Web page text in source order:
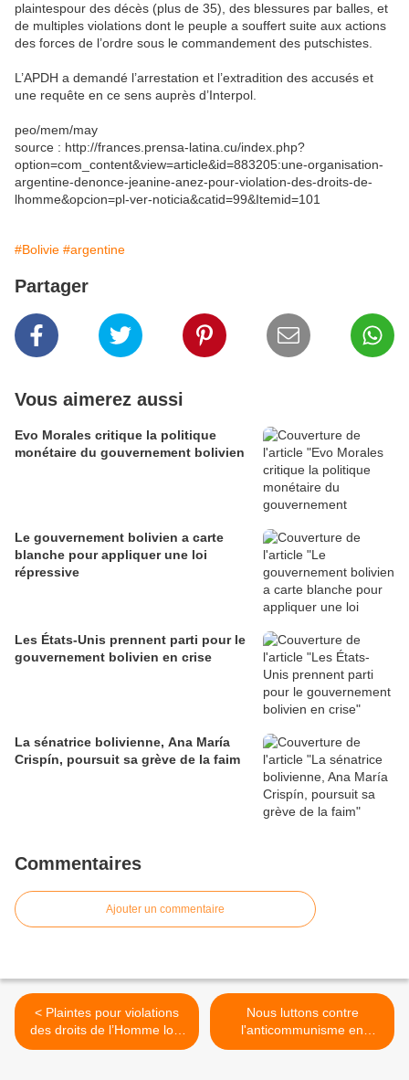
plaintespour des décès (plus de 35), des blessures par balles, et
de multiples violations dont le peuple a souffert suite aux actions
des forces de l’ordre sous le commandement des putschistes.
L’APDH a demandé l’arrestation et l’extradition des accusés et
une requête en ce sens auprès d’Interpol.
peo/mem/may
source : http://frances.prensa-latina.cu/index.php?
option=com_content&view=article&id=883205:une-organisation-
argentine-denonce-jeanine-anez-pour-violation-des-droits-de-
lhomme&opcion=pl-ver-noticia&catid=99&Itemid=101
#Bolivie #argentine
Partager
Vous aimerez aussi
Evo Morales critique la politique
monétaire du gouvernement bolivien
Le gouvernement bolivien a carte
blanche pour appliquer une loi
répressive
Les États-Unis prennent parti pour le
gouvernement bolivien en crise
La sénatrice bolivienne, Ana María
Crispín, poursuit sa grève de la faim
Commentaires
Ajouter un commentaire
< Plaintes pour violations
des droits de l’Homme lors
de manifestations en
Nous luttons contre
l'anticommunisme en
renforçant le mouvement